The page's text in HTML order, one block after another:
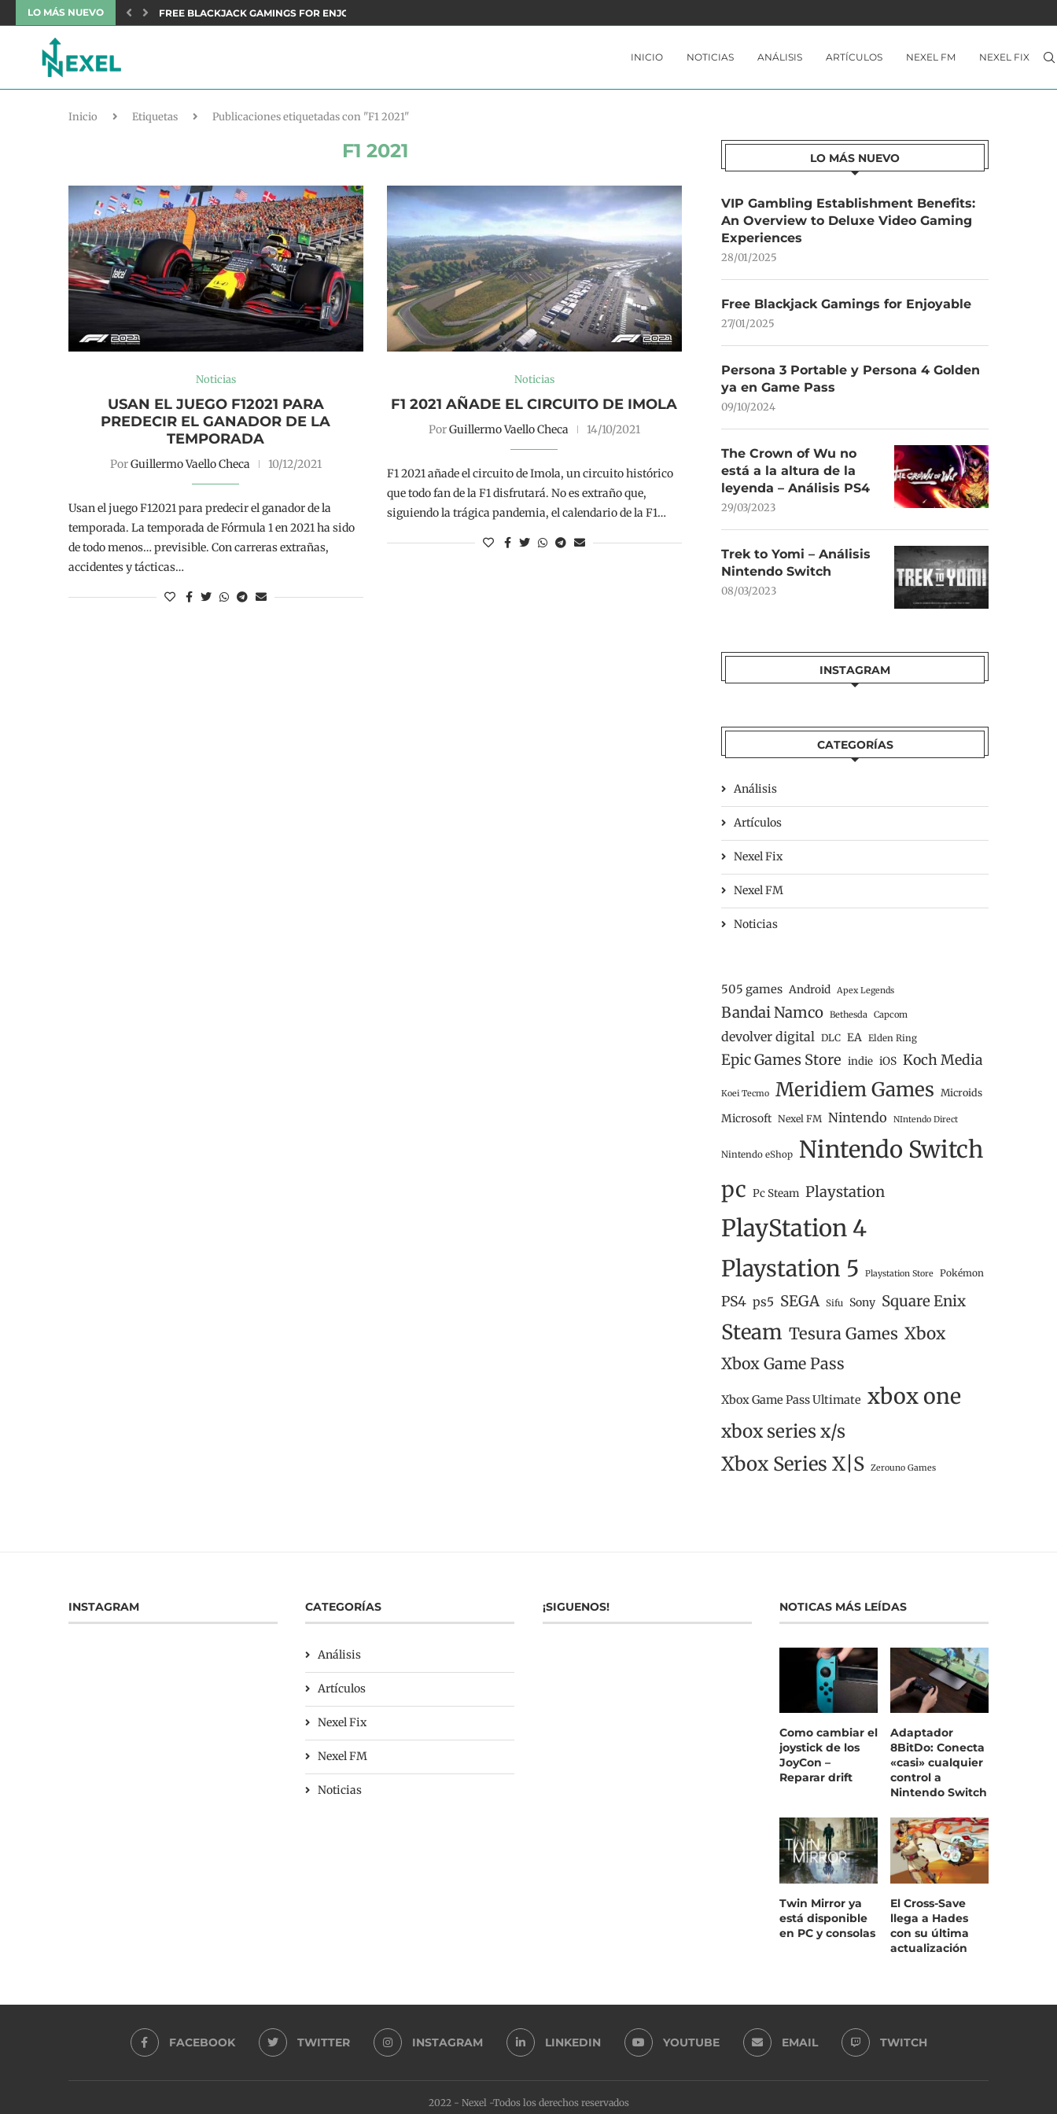
LO MÁS NUEVO
AN OVERVIEW TO DELUXE...FREE BLACKJACK GAMINGS FOR ENJOYABLE
INICIO NOTICIAS ANÁLISIS ARTÍCULOS NEXEL FM NEXEL FIX
Inicio Etiquetas Publicaciones etiquetadas con "F1 2021"
F1 2021
Noticias
USAN EL JUEGO F12021 PARA
PREDECIR EL GANADOR DE LA
TEMPORADA
PorGuillermo Vaello Checa 10/12/2021
Usan el juego F12021 para predecir el ganador de la
temporada. La temporada de Fórmula 1 en 2021 ha sido
de todo menos… previsible. Con carreras extrañas,
accidentes y tácticas…
Noticias
F1 2021 AÑADE EL CIRCUITO DE IMOLA
PorGuillermo Vaello Checa 14/10/2021
F1 2021 añade el circuito de Imola, un circuito histórico
que todo fan de la F1 disfrutará. No es extraño que,
siguiendo la trágica pandemia, el calendario de la F1…
LO MÁS NUEVO
VIP Gambling Establishment Benefits:
An Overview to Deluxe Video Gaming
Experiences
28/01/2025
Free Blackjack Gamings for Enjoyable
27/01/2025
Persona 3 Portable y Persona 4 Golden
ya en Game Pass
09/10/2024
The Crown of Wu no
está a la altura de la
leyenda – Análisis PS4
29/03/2023
Trek to Yomi – Análisis
Nintendo Switch
08/03/2023
INSTAGRAM
CATEGORÍAS
Análisis
Artículos
Nexel Fix
Nexel FM
Noticias
505 games Android Apex Legends
Bandai Namco Bethesda Capcom
devolver digital DLC EA Elden Ring
Epic Games Store indie iOS Koch Media
Koei Tecmo Meridiem Games Microids
Microsoft Nexel FM Nintendo NIntendo Direct
Nintendo eShop Nintendo Switch
pc Pc Steam Playstation
PlayStation 4
Playstation 5 Playstation Store Pokémon
PS4 ps5 SEGA Sifu Sony Square Enix
Steam Tesura Games Xbox
Xbox Game Pass
Xbox Game Pass Ultimate xbox one
xbox series x/s
Xbox Series X|S Zerouno Games
INSTAGRAM CATEGORÍAS
Análisis
Artículos
Nexel Fix
Nexel FM
Noticias
¡SIGUENOS! NOTICAS MÁS LEÍDAS
Como cambiar el
joystick de los
JoyCon –
Reparar drift
Adaptador
8BitDo: Conecta
«casi» cualquier
control a
Nintendo Switch
Twin Mirror ya
está disponible
en PC y consolas
El Cross-Save
llega a Hades
con su última
actualización
FACEBOOK TWITTER INSTAGRAM LINKEDIN YOUTUBE EMAIL TWITCH
2022 - Nexel -Todos los derechos reservados